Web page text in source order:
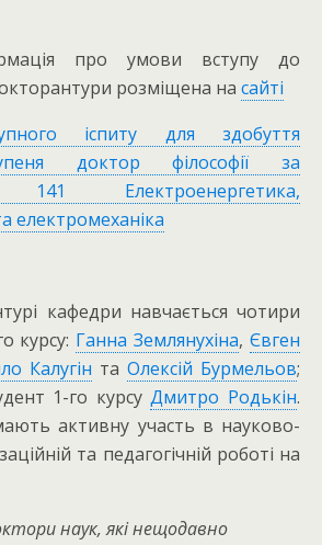
про умови вступу до
розміщена на сайті
іспиту для здобуття
доктор філософії за
141 Eлектроенергетика,
електромеханіка
кафедри навчається чотири
курсу: Ганна Землянухіна,Євген
Калугін та Олексій Бурмельов;
1-го курсуДмитро Родькін.
активну участь в науково-
та педагогічній роботі на
наук, які нещодавно